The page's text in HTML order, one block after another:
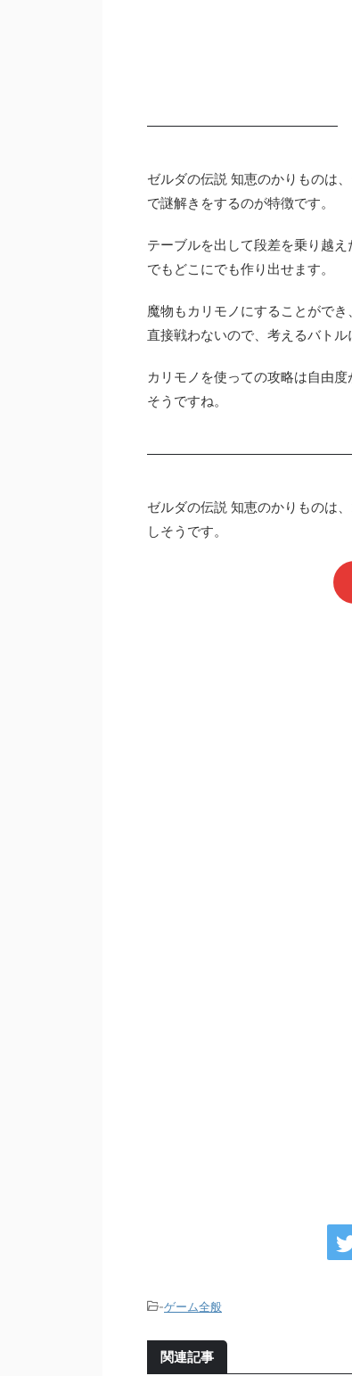
ゼルダの伝説 知恵のかりものは
で謎解きをするのが特徴です。
テーブルを出して段差を乗り越
でもどこにでも作り出せます。
魔物もカリモノにすることがで
直接戦わないので、考えるバトル
カリモノを使っての攻略は自由
そうですね。
ゼルダの伝説 知恵のかりものは
しそうです。
-ゲーム全般
関連記事